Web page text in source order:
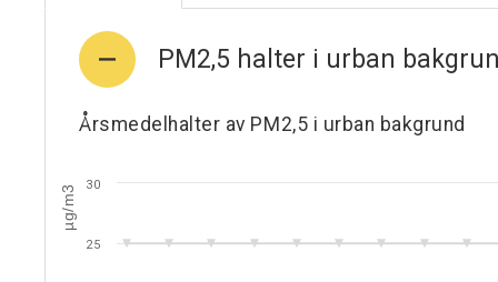
PM2,5 halter i urban
Årsmedelhalter av PM2,5 i urban bakgrund
25
30
µg/m3